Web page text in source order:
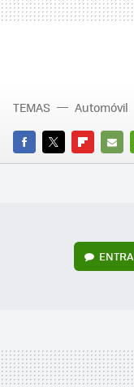
FACEBOOK
TWITTERFLIPBOARD
E-
TEMAS Automóvil